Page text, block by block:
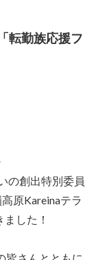
転勤族応援フ
の創出特別委員
原Kareinaテラ
した！
皆さんとともに